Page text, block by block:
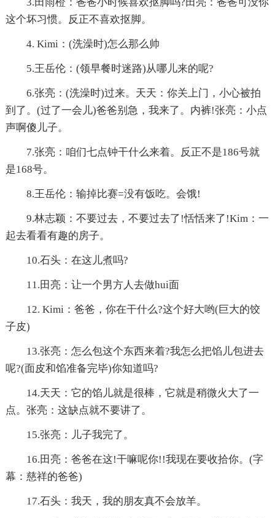
3.田雨橙：爸爸小时候喜欢抠脚吗?田亮：爸爸可没你
这个坏习惯。反正不喜欢抠脚。
4. Kimi：(洗澡时)怎么那么帅
5.王岳伦：(领早餐时迷路)从哪儿来的呢?
6.张亮：(洗澡时)过来。天天：你关上门，小心被拍
到了。(过了一会儿)爸爸别急，我来了。内裤!张亮：小点
声啊傻儿子。
7.张亮：咱们七点钟干什么来着。反正不是186号就
是168号。
8.王岳伦：输掉比赛=没有饭吃。会饿!
9.林志颖：不要过去，不要过去了!恬恬来了!Kim：一
起去看看有趣的房子。
10.石头：在这儿煮吗?
11.田亮：让一个男方人去做hui面
12. Kimi：爸爸，你在干什么?这个好大哟(巨大的饺
子皮)
13.张亮：怎么包这个东西来着?我怎么把馅儿包进去
呢?(面皮和馅准备完毕)你知道吗?
14.天天：它的馅儿就是很棒，它就是稍微火大了一
点。张亮：这缺点就不要讲了。
15.张亮：儿子我完了。
16.田亮：爸爸在这!干嘛呢你!!我现在要收拾你。(字
幕：慈祥的爸爸)
17.石头：我天，我的朋友真不会放羊。